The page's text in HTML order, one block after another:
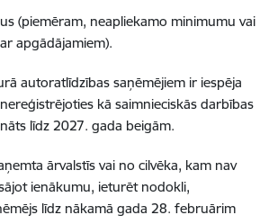
(piemēram, neapliekamo minimumu vai
apgādājamiem).
autoratlīdzības saņēmējiem ir iespēja
kā saimnieciskās darbības
līdz 2027. gada beigām.
ārvalstīs vai no cilvēka, kam nav
ienākumu, ieturēt nodokli,
līdz nākamā gada 28. februārim